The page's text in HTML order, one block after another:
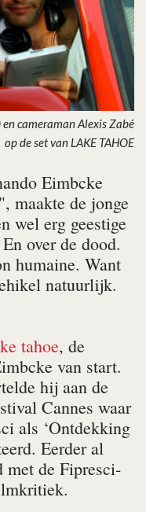
cameraman Alexis Zabé
op de set van LAKE TAHOE
Eimbcke
maakte de jonge
wel erg geestige
over de dood.
humaine. Want
natuurlijk.
tahoe, de
van start.
hij aan de
Cannes waar
als ‘Ontdekking
Eerder al
de Fipresci-